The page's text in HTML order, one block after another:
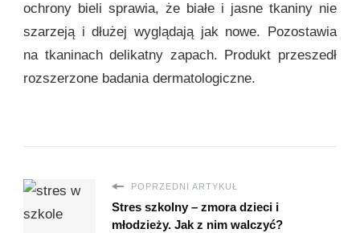
ochrony bieli sprawia, że białe i jasne tkaniny nie
szarzeją i dłużej wyglądają jak nowe. Pozostawia
na tkaninach delikatny zapach. Produkt przeszedł
rozszerzone badania dermatologiczne.
POPRZEDNI ARTYKUŁ
Stres szkolny – zmora dzieci i
młodzieży. Jak z nim walczyć?